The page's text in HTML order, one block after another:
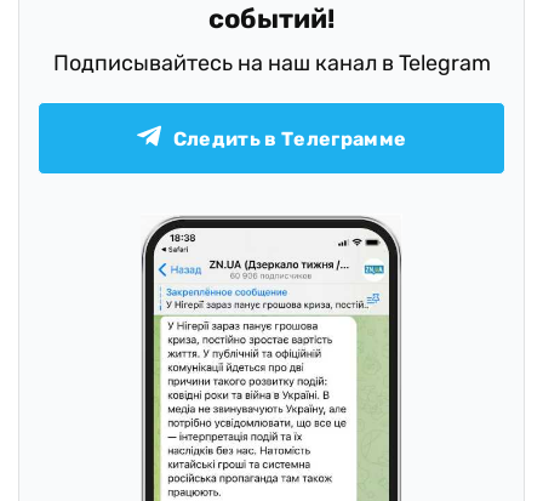
событий!
Подписывайтесь на наш канал в Telegram
Следить в Телеграмме